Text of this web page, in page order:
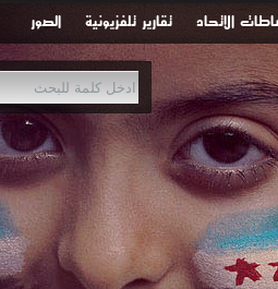
الاتحاد تقارير تلفزيونية الصور